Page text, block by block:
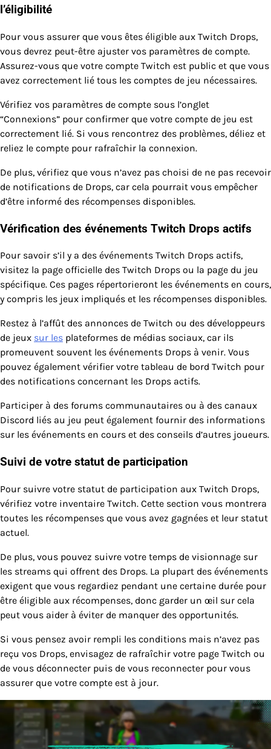
l’éligibilité
Pour vous assurer que vous êtes éligible aux Twitch Drops,
vous devrez peut-être ajuster vos paramètres de compte.
Assurez-vous que votre compte Twitch est public et que vous
avez correctement lié tous les comptes de jeu nécessaires.
Vérifiez vos paramètres de compte sous l’onglet
“Connexions” pour confirmer que votre compte de jeu est
correctement lié. Si vous rencontrez des problèmes, déliez et
reliez le compte pour rafraîchir la connexion.
De plus, vérifiez que vous n’avez pas choisi de ne pas recevoir
de notifications de Drops, car cela pourrait vous empêcher
d’être informé des récompenses disponibles.
Vérification des événements Twitch Drops actifs
Pour savoir s’il y a des événements Twitch Drops actifs,
visitez la page officielle des Twitch Drops ou la page du jeu
spécifique. Ces pages répertorieront les événements en cours,
y compris les jeux impliqués et les récompenses disponibles.
Restez à l’affût des annonces de Twitch ou des développeurs
de jeux sur les plateformes de médias sociaux, car ils
promeuvent souvent les événements Drops à venir. Vous
pouvez également vérifier votre tableau de bord Twitch pour
des notifications concernant les Drops actifs.
Participer à des forums communautaires ou à des canaux
Discord liés au jeu peut également fournir des informations
sur les événements en cours et des conseils d’autres joueurs.
Suivi de votre statut de participation
Pour suivre votre statut de participation aux Twitch Drops,
vérifiez votre inventaire Twitch. Cette section vous montrera
toutes les récompenses que vous avez gagnées et leur statut
actuel.
De plus, vous pouvez suivre votre temps de visionnage sur
les streams qui offrent des Drops. La plupart des événements
exigent que vous regardiez pendant une certaine durée pour
être éligible aux récompenses, donc garder un œil sur cela
peut vous aider à éviter de manquer des opportunités.
Si vous pensez avoir rempli les conditions mais n’avez pas
reçu vos Drops, envisagez de rafraîchir votre page Twitch ou
de vous déconnecter puis de vous reconnecter pour vous
assurer que votre compte est à jour.